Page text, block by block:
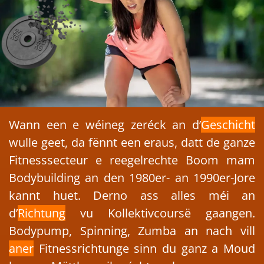
Wann een e wéineg zeréck an d’Geschicht
wulle geet, da fënnt een eraus, datt de ganze
Fitnesssecteur e reegelrechte Boom mam
Bodybuilding an den 1980er- an 1990er-Jore
kannt huet. Derno ass alles méi an
d’Richtung vu Kollektivcoursë gaangen.
Bodypump, Spinning, Zumba an nach vill
aner Fitnessrichtunge sinn du ganz a Moud